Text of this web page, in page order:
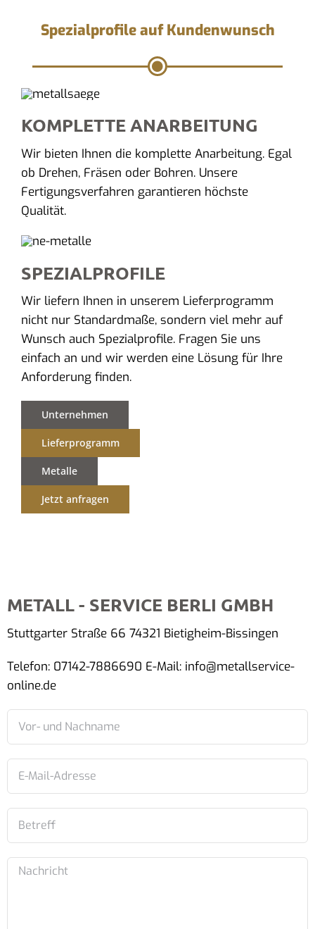
Spezialprofile auf Kundenwunsch
KOMPLETTE ANARBEITUNG
Wir bieten Ihnen die komplette Anarbeitung. Egal
ob Drehen, Fräsen oder Bohren. Unsere
Fertigungsverfahren garantieren höchste
Qualität.
SPEZIALPROFILE
Wir liefern Ihnen in unserem Lieferprogramm
nicht nur Standardmaße, sondern viel mehr auf
Wunsch auch Spezialprofile. Fragen Sie uns
einfach an und wir werden eine Lösung für Ihre
Anforderung finden.
Unternehmen
Lieferprogramm
Metalle
Jetzt anfragen
METALL - SERVICE BERLI GMBH
Stuttgarter Straße 66 74321 Bietigheim-Bissingen
Telefon: 07142-7886690 E-Mail: info@metallservice-
online.de